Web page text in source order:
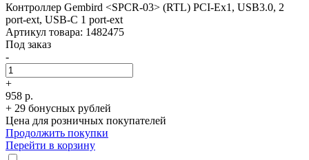
Контроллер Gembird <SPCR-03> (RTL) PCI-Ex1, USB3.0, 2
port-ext, USB-C 1 port-ext
Артикул товара: 1482475
Под заказ
-
+
958 р.
+ 29 бонусных рублей
Цена для розничных покупателей
Продолжить покупки
Перейти в корзину